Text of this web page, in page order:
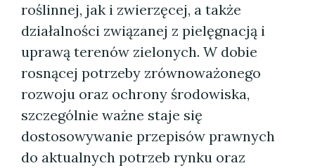
roślinnej, jak i zwierzęcej, a także
działalności związanej z pielęgnacją i
uprawą terenów zielonych. W dobie
rosnącej potrzeby zrównoważonego
rozwoju oraz ochrony środowiska,
szczególnie ważne staje się
dostosowywanie przepisów prawnych
do aktualnych potrzeb rynku oraz